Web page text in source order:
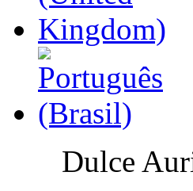
Dulce